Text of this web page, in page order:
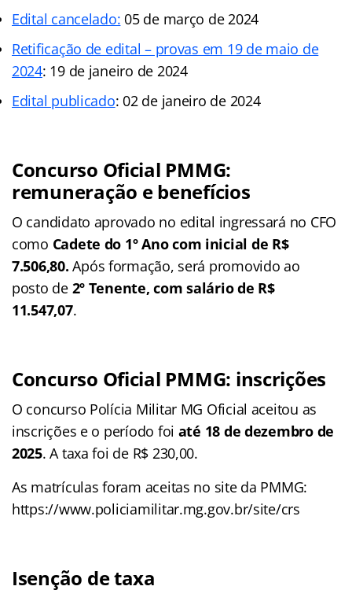
Edital cancelado: 05 de março de 2024
Retificação de edital – provas em 19 de maio de
2024: 19 de janeiro de 2024
Edital publicado: 02 de janeiro de 2024
Concurso Oficial PMMG:
remuneração e benefícios
O candidato aprovado no edital ingressará no CFO
como Cadete do 1º Ano com inicial de R$
7.506,80.Após formação, será promovido ao
posto de 2º Tenente, com salário de R$
11.547,07.
Concurso Oficial PMMG: inscrições
O concurso Polícia Militar MG Oficial aceitou as
inscrições e o período foi até 18 de dezembro de
2025. A taxa foi de R$ 230,00.
As matrículas foram aceitas no site da PMMG:
https://www.policiamilitar.mg.gov.br/site/crs
Isenção de taxa